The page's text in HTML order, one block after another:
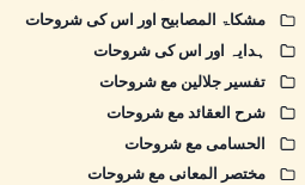
مشکاۃ المصابیح اور اس کی شروحات
ہدایہ اور اس کی شروحات
تفسیر جلالین مع شروحات
شرح العقائد مع شروحات
الحسامی مع شروحات
مختصر المعانی مع شروحات